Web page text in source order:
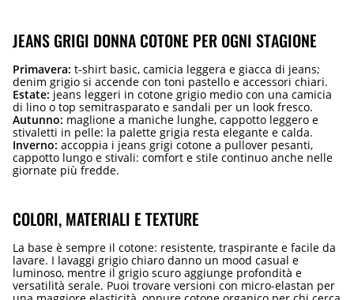
JEANS GRIGI DONNA COTONE PER OGNI STAGIONE
Primavera: t-shirt basic, camicia leggera e giacca di jeans;
denim grigio si accende con toni pastello e accessori chiari.
Estate: jeans leggeri in cotone grigio medio con una camicia
di lino o top semitrasparato e sandali per un look fresco.
Autunno: maglione a maniche lunghe, cappotto leggero e
stivaletti in pelle: la palette grigia resta elegante e calda.
Inverno: accoppia i jeans grigi cotone a pullover pesanti,
cappotto lungo e stivali: comfort e stile continuo anche nelle
giornate più fredde.
COLORI, MATERIALI E TEXTURE
La base è sempre il cotone: resistente, traspirante e facile da
lavare. I lavaggi grigio chiaro danno un mood casual e
luminoso, mentre il grigio scuro aggiunge profondità e
versatilità serale. Puoi trovare versioni con micro-elastan per